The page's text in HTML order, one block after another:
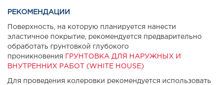
РЕКОМЕНДАЦИИ
Поверхность, на которую планируется нанести
эластичное покрытие, рекомендуется предварительно
обработать грунтовкой глубокого
проникновения
ГРУНТОВКА ДЛЯ НАРУЖНЫХ И
ВНУТРЕННИХ РАБОТ (WHITE HOUSE)
Для проведения колеровки рекомендуется использовать